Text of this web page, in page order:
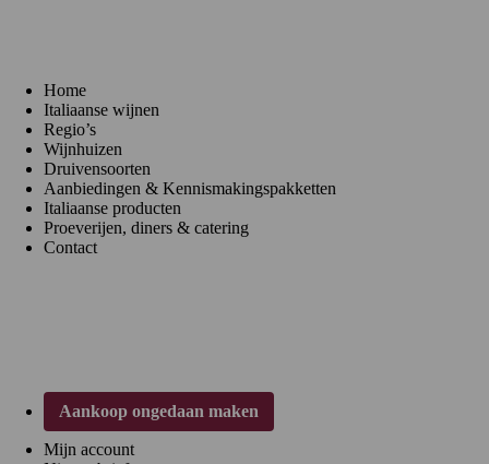
Home
Italiaanse wijnen
Regio’s
Wijnhuizen
Druivensoorten
Aanbiedingen & Kennismakingspakketten
Italiaanse producten
Proeverijen, diners & catering
Contact
Aankoop ongedaan maken
Mijn account